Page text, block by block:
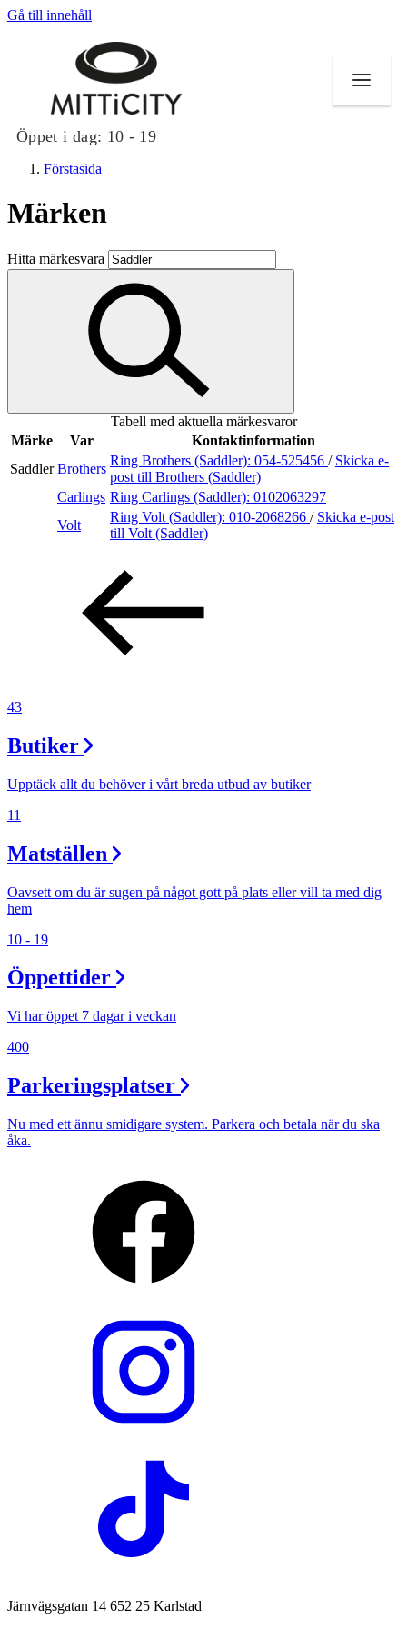
Gå till innehåll
Öppet i dag: 10 - 19
Butiker
Evenemang
Erbjudanden
Inspiration
Sök
Förstasida
Märken
Hitta märkesvara
Tabell med aktuella märkesvaror
Märke
Var
Kontaktinformation
Saddler Brothers
Ring Brothers (Saddler): 054-525456 / Skicka e-
post till Brothers (Saddler)
Carlings Ring Carlings (Saddler): 0102063297
Volt
Ring Volt (Saddler): 010-2068266 / Skicka e-post
till Volt (Saddler)
43
Butiker
Upptäck allt du behöver i vårt breda utbud av butiker
11
Matställen
Oavsett om du är sugen på något gott på plats eller vill ta med dig
hem
10 - 19
Öppettider
Vi har öppet 7 dagar i veckan
400
Parkeringsplatser
Nu med ett ännu smidigare system. Parkera och betala när du ska
åka.
Järnvägsgatan 14 652 25 Karlstad